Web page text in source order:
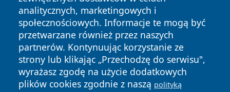
analitycznych, marketingowych i
społecznościowych. Informacje te mogą być
przetwarzane również przez naszych
partnerów. Kontynuując korzystanie ze
strony lub klikając „Przechodzę do serwisu",
wyrażasz zgodę na użycie dodatkowych
plików cookies zgodnie z naszą polityką
zastrzeżone.
News Autorzy
Polityka
Prywatności
Polityka
Cookies